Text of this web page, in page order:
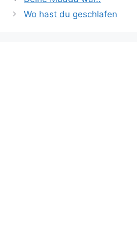
Wo hast du geschlafen